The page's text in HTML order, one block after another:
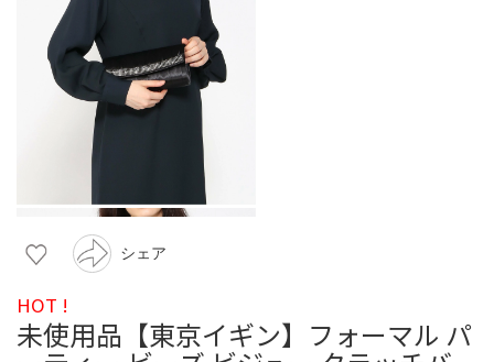
シェア
HOT !
未使用品【東京イギン】フォーマル パ